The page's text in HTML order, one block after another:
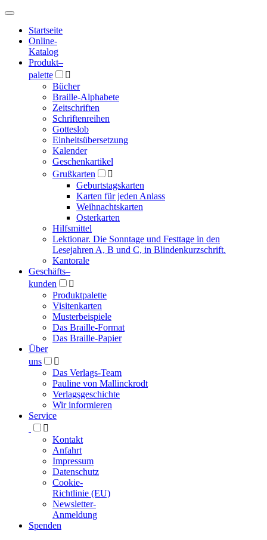
Hauptmenü
Hauptmenü
Startseite
Online-
Katalog
Produkt–
palette

Bücher
Braille-Alphabete
Zeitschriften
Schriftenreihen
Gotteslob
Einheitsübersetzung
Kalender
Geschenkartikel
Grußkarten

Geburtstagskarten
Karten für jeden Anlass
Weihnachtskarten
Osterkarten
Hilfsmittel
Lektionar. Die Sonntage und Festtage in den
Lesejahren A, B und C, in Blindenkurzschrift.
Kantorale
Geschäfts­–
kunden

Produktpalette
Visitenkarten
Musterbeispiele
Das Braille-Format
Das Braille-Papier
Über
uns

Das Verlags-Team
Pauline von Mallinckrodt
Verlagsgeschichte
Wir informieren
Service

Kontakt
Anfahrt
Impressum
Datenschutz
Cookie-
Richtlinie (EU)
Newsletter-
Anmeldung
Spenden